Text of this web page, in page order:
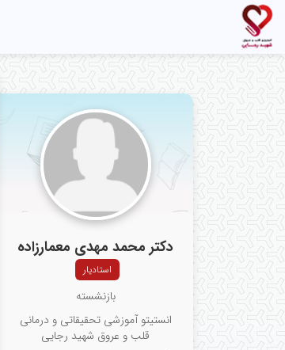
دکتر محمد مهدی معمارزاده
استادیار
بازنشسته
انستیتو آموزشی تحقیقاتی و درمانی
قلب و عروق شهید رجایی